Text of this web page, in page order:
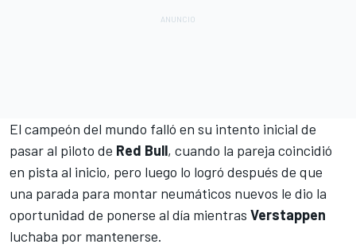
El campeón del mundo falló en su intento inicial de
pasar al piloto de Red Bull, cuando la pareja coincidió
en pista al inicio, pero luego lo logró después de que
una parada para montar neumáticos nuevos le dio la
oportunidad de ponerse al día mientras Verstappen
luchaba por mantenerse.